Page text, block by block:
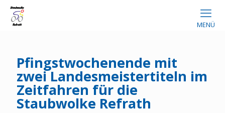
MENÜ
Pfingstwochenende mit
zwei Landesmeistertiteln im
Zeitfahren für die
Staubwolke Refrath